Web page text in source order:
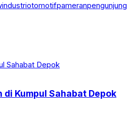
industriotomotifpameranpengunjung
Kumpul Sahabat Depok